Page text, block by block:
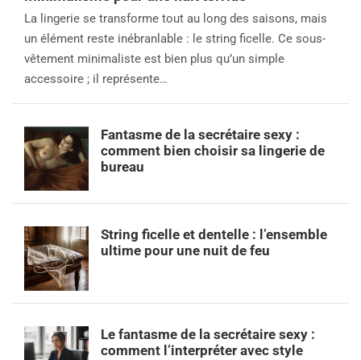
La lingerie se transforme tout au long des saisons, mais
un élément reste inébranlable : le string ficelle. Ce sous-
vêtement minimaliste est bien plus qu’un simple
accessoire ; il représente…
Fantasme de la secrétaire sexy :
comment bien choisir sa lingerie de
bureau
String ficelle et dentelle : l’ensemble
ultime pour une nuit de feu
Le fantasme de la secrétaire sexy :
comment l’interpréter avec style